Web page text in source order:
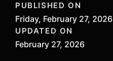
PUBLISHED ON
Friday, February 27, 2026
UPDATED ON
February 27, 2026